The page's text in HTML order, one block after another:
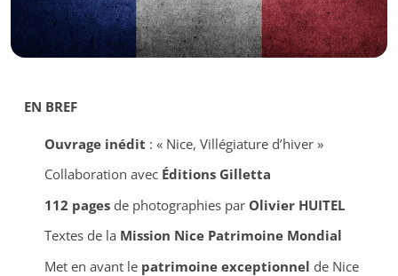
EN BREF
Ouvrage inédit : « Nice, Villégiature d’hiver »
Collaboration avec Éditions Gilletta
112 pagesde photographies par Olivier HUITEL
Textes de la Mission Nice Patrimoine Mondial
Met en avant le patrimoine exceptionnel de Nice